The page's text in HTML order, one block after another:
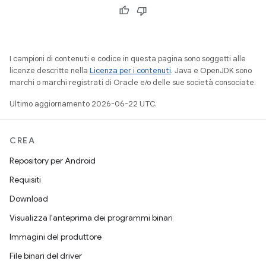
I campioni di contenuti e codice in questa pagina sono soggetti alle
licenze descritte nella Licenza per i contenuti. Java e OpenJDK sono
marchi o marchi registrati di Oracle e/o delle sue società consociate.
Ultimo aggiornamento 2026-06-22 UTC.
CREA
Repository per Android
Requisiti
Download
Visualizza l'anteprima dei programmi binari
Immagini del produttore
File binari del driver